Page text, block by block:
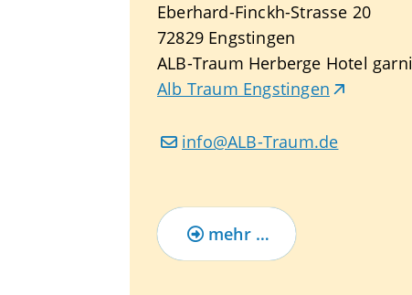
ALB-Traum Herberge Hotel garni
Eberhard-Finckh-Strasse 20
72829 Engstingen
Alb Traum Engstingen
info@ALB-Traum.de
mehr …